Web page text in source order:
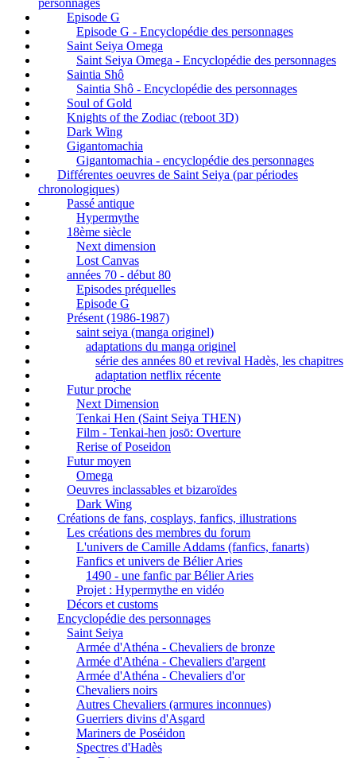
Episode G
Episode G - Encyclopédie des personnages
Saint Seiya Omega
Saint Seiya Omega - Encyclopédie des personnages
Saintia Shô
Saintia Shô - Encyclopédie des personnages
Soul of Gold
Knights of the Zodiac (reboot 3D)
Dark Wing
Gigantomachia
Gigantomachia - encyclopédie des personnages
Différentes oeuvres de Saint Seiya (par périodes
chronologiques)
Passé antique
Hypermythe
18ème siècle
Next dimension
Lost Canvas
années 70 - début 80
Episodes préquelles
Episode G
Présent (1986-1987)
saint seiya (manga originel)
adaptations du manga originel
série des années 80 et revival Hadès, les chapitres
adaptation netflix récente
Futur proche
Next Dimension
Tenkai Hen (Saint Seiya THEN)
Film - Tenkai-hen josō: Overture
Rerise of Poseidon
Futur moyen
Omega
Oeuvres inclassables et bizaroïdes
Dark Wing
Créations de fans, cosplays, fanfics, illustrations
Les créations des membres du forum
L'univers de Camille Addams (fanfics, fanarts)
Fanfics et univers de Bélier Aries
1490 - une fanfic par Bélier Aries
Projet : Hypermythe en vidéo
Décors et customs
Encyclopédie des personnages
Saint Seiya
Armée d'Athéna - Chevaliers de bronze
Armée d'Athéna - Chevaliers d'argent
Armée d'Athéna - Chevaliers d'or
Chevaliers noirs
Autres Chevaliers (armures inconnues)
Guerriers divins d'Asgard
Mariners de Poséidon
Spectres d'Hadès